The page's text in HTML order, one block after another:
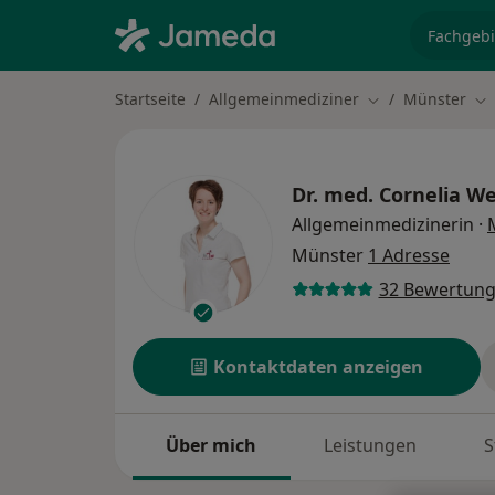
Startseite Allgemeinmediziner Stadt ändern
Münster
Dr. med. Cornelia
Allgemeinmedizinerin ·
Münster 1 Adresse
32
Kontaktdaten anzeigen
Über mich Leistungen